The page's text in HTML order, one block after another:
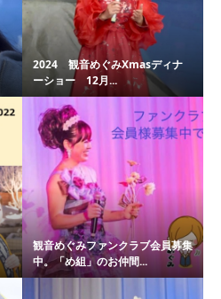
2024 観音めぐみXmasディナ
ーショー 12月...
観音めぐみファンクラブ会員募集
中。「め組」のお仲間...